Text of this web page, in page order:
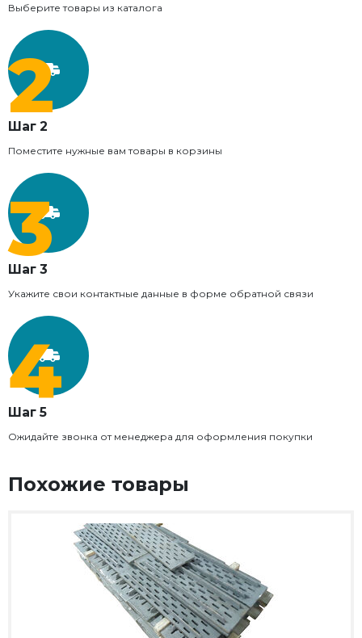
Выберите товары из каталога
Шаг 2
Поместите нужные вам товары в корзины
Шаг 3
Укажите свои контактные данные в форме обратной связи
Шаг 5
Ожидайте звонка от менеджера для оформления покупки
Похожие товары